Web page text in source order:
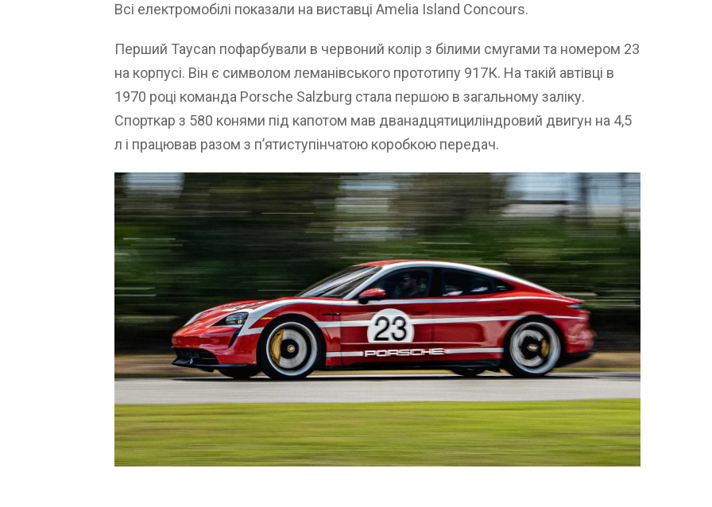
Всі електромобілі показали на виставці Amelia Island Concours.
Перший Taycan пофарбували в червоний колір з білими смугами та номером 23
на корпусі. Він є символом леманівського прототипу 917К. На такій автівці в
1970 році команда Porsche Salzburg стала першою в загальному заліку.
Спорткар з 580 конями під капотом мав дванадцятициліндровий двигун на 4,5
л і працював разом з п’ятиступінчатою коробкою передач.